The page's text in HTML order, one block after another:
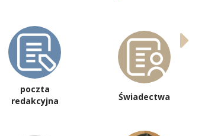
poczta
redakcyjna
Świadectwa